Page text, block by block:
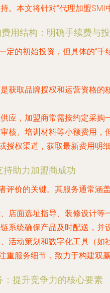
。本文将针对“代理加盟
用结构：明确手续费与
定的初始投资，但具体的“
是获取品牌授权和运营资格
供应，加盟商常需按约定采
核、培训材料等小额费用，
授权渠道，获取最新费用明
助力加盟商成功
评价的关键。其服务通常涵
店面选址指导、装修设计等
链系统确保产品及时配送，并
活动策划和数字化工具（如
重服务细节，致力于构建双
提升竞争力的核心要素